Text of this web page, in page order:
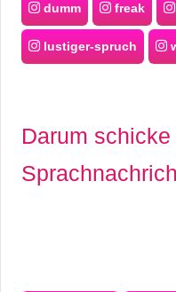
dumm freak
lustiger-spruch
Darum